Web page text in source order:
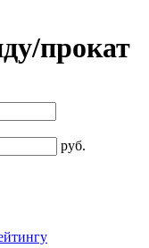
прокат
руб.